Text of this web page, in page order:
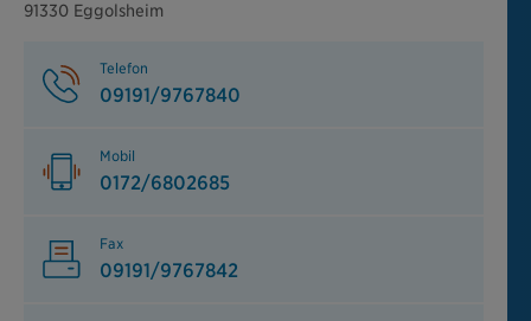
91330 Eggolsheim
Telefon
09191/9767840
Mobil
0172/6802685
Fax
09191/9767842